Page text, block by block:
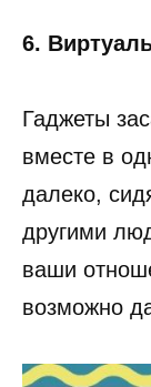
6.
Гаджеты
вместе в
далеко,
другими
ваши
возможно